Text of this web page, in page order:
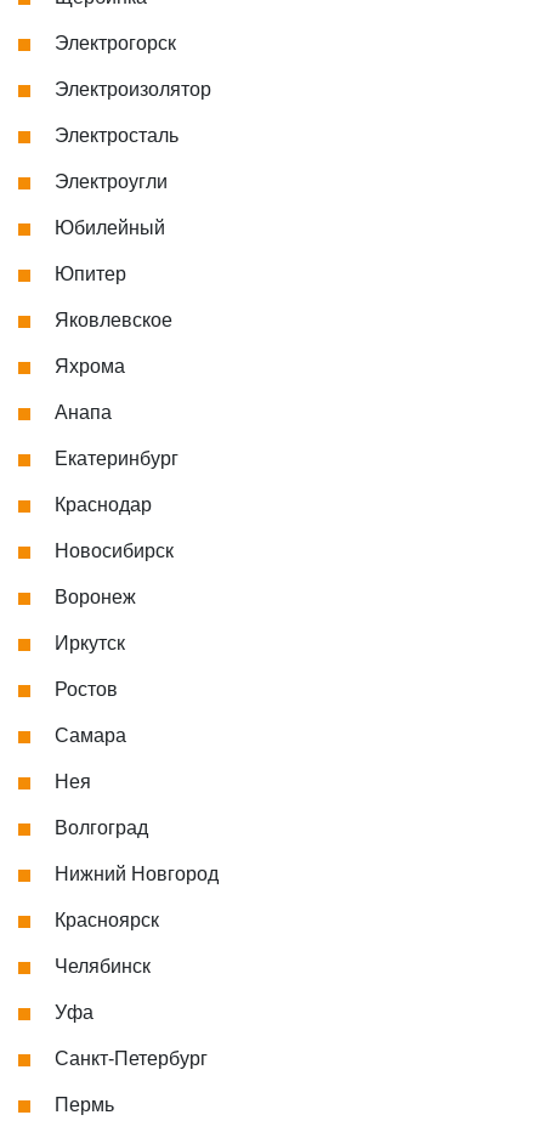
Электрогорск
Электроизолятор
Электросталь
Электроугли
Юбилейный
Юпитер
Яковлевское
Яхрома
Анапа
Екатеринбург
Краснодар
Новосибирск
Воронеж
Иркутск
Ростов
Самара
Нея
Волгоград
Нижний Новгород
Красноярск
Челябинск
Уфа
Санкт-Петербург
Пермь